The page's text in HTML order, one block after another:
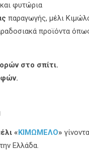
φυτώρια
παραγωγής, μέλι
προϊόντα
στο σπίτι.
«ΚΙΜΩΜΕΛΟ»
Ελλάδα.